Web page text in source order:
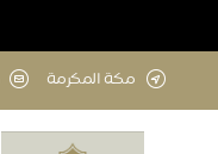
مكة المكرمة